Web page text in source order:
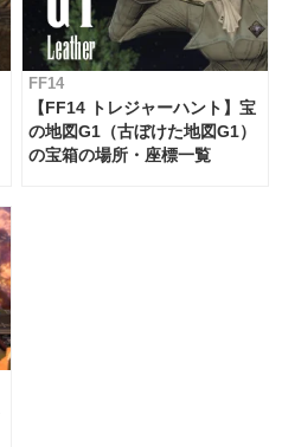
FF14
【FF14 トレジャーハント】宝
の地図G1（古ぼけた地図G1）
の宝箱の場所・座標一覧